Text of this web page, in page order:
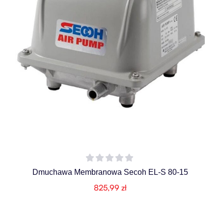
Dmuchawa Membranowa Secoh EL-S 80-15
825,99 zł